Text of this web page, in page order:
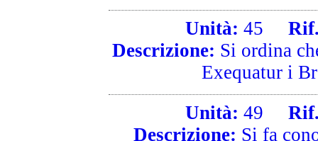
Unità: 45
Rif.
Descrizione: Si ordina
Exequatur i
Unità: 49
Rif.
Descrizione: Si fa